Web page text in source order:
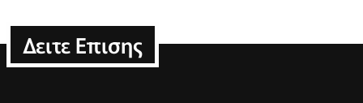
Δειτε Επισης